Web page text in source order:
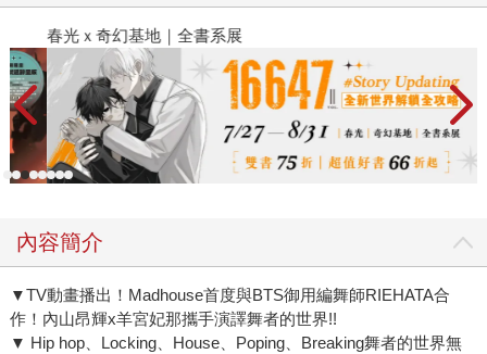
春光ｘ奇幻基地｜全書系展
內容簡介
▼TV動畫播出！Madhouse首度與BTS御用編舞師RIEHATA合
作！內山昂輝x羊宮妃那攜手演譯舞者的世界!!
▼ Hip hop、Locking、House、Poping、Breaking舞者的世界無